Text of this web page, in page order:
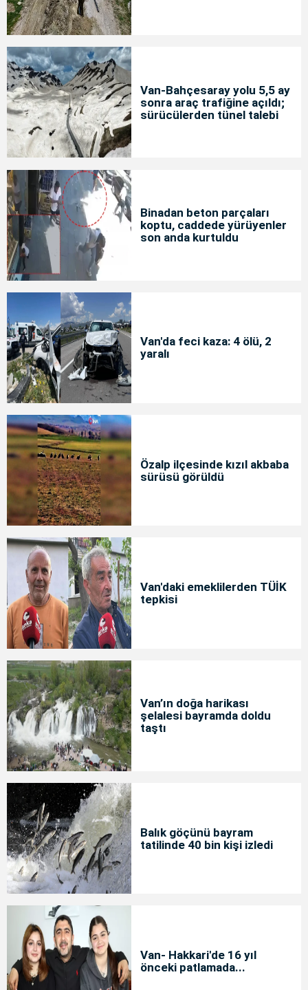
Van-Bahçesaray yolu 5,5 ay
sonra araç trafiğine açıldı;
sürücülerden tünel talebi
Binadan beton parçaları
koptu, caddede yürüyenler
son anda kurtuldu
Van'da feci kaza: 4 ölü, 2
yaralı
Özalp ilçesinde kızıl akbaba
sürüsü görüldü
Van'daki emeklilerden TÜİK
tepkisi
Van’ın doğa harikası
şelalesi bayramda doldu
taştı
Balık göçünü bayram
tatilinde 40 bin kişi izledi
Van- Hakkari'de 16 yıl
önceki patlamada...